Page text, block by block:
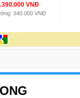
VNĐ
340.000 VNĐ